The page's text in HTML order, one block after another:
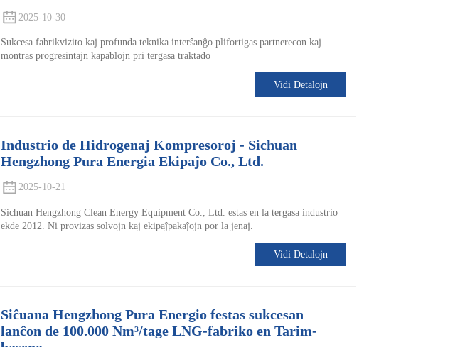
2025-10-30
Sukcesa fabrikvizito kaj profunda teknika interŝanĝo plifortigas partnerecon kaj
montras progresintajn kapablojn pri tergasa traktado
Vidi Detalojn
Industrio de Hidrogenaj Kompresoroj - Sichuan
Hengzhong Pura Energia Ekipaĵo Co., Ltd.
2025-10-21
Sichuan Hengzhong Clean Energy Equipment Co., Ltd. estas en la tergasa industrio
ekde 2012. Ni provizas solvojn kaj ekipaĵpakaĵojn por la jenaj.
Vidi Detalojn
Siĉuana Hengzhong Pura Energio festas sukcesan
lanĉon de 100.000 Nm³/tage LNG-fabriko en Tarim-